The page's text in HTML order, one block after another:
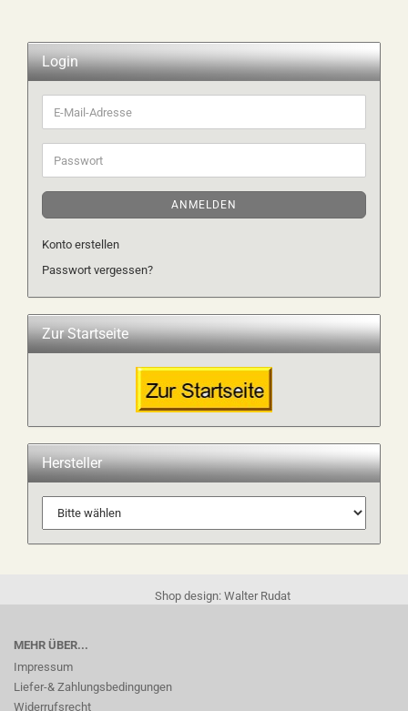
Login
E-
Mail-
Adresse
Passwort
ANMELDEN
Konto erstellen
Passwort vergessen?
Zur Startseite
Hersteller
Shop design: Walter Rudat
MEHR ÜBER...
Impressum
Liefer-& Zahlungsbedingungen
Widerrufsrecht